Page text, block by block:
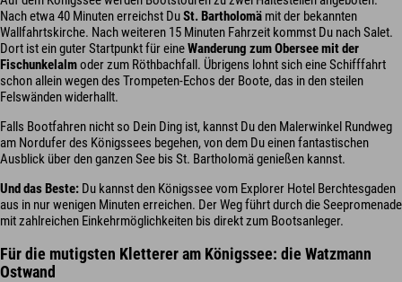
Nach etwa 40 Minuten erreichst DuSt. Bartholomä mit der bekannten
Wallfahrtskirche. Nach weiteren 15 Minuten Fahrzeit kommst Du nach Salet.
Dort ist ein guter Startpunkt für eineWanderung zum Obersee mit der
Fischunkelalmoder zum Röthbachfall. Übrigens lohnt sich eine Schifffahrt
schon allein wegen des Trompeten-Echos der Boote, das in den steilen
Felswänden widerhallt.
Falls Bootfahren nicht so Dein Ding ist, kannst Du den Malerwinkel Rundweg
am Nordufer des Königssees begehen, von dem Du einen fantastischen
Ausblick über den ganzen See bis St. Bartholomä genießen kannst.
Und das Beste: Du kannst den Königssee vom Explorer Hotel Berchtesgaden
aus in nur wenigen Minuten erreichen. Der Weg führt durch die Seepromenade
mit zahlreichen Einkehrmöglichkeiten bis direkt zum Bootsanleger.
Für die mutigsten Kletterer am Königssee: die Watzmann
Ostwand